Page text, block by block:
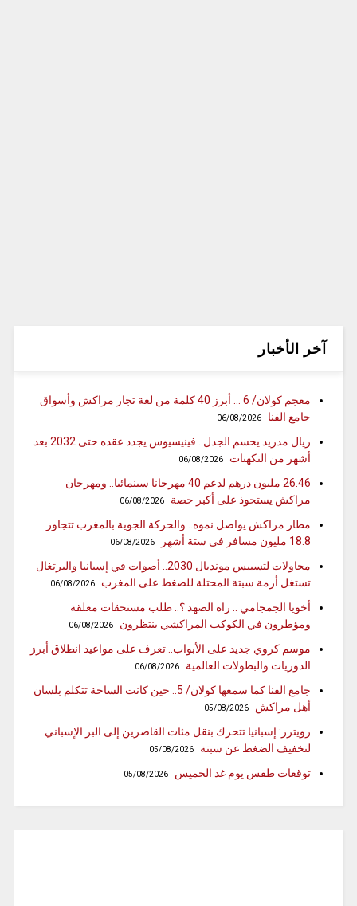
آخر الأخبار
معجم كولان/ 6 … أبرز 40 كلمة من لغة تجار مراكش وأسواق
جامع الفنا
06/08/2026
ريال مدريد يحسم الجدل.. فينيسيوس يجدد عقده حتى 2032 بعد
أشهر من التكهنات
06/08/2026
26.46 مليون درهم لدعم 40 مهرجانا سينمائيا.. ومهرجان
مراكش يستحوذ على أكبر حصة
06/08/2026
مطار مراكش يواصل نموه.. والحركة الجوية بالمغرب تتجاوز
18.8 مليون مسافر في ستة أشهر
06/08/2026
محاولات لتسييس مونديال 2030.. أصوات في إسبانيا والبرتغال
تستغل أزمة سبتة المحتلة للضغط على المغرب
06/08/2026
أخويا الجمجامي .. راه الصهد ؟.. طلب مستحقات معلقة
ومؤطرون في الكوكب المراكشي ينتظرون
06/08/2026
موسم كروي جديد على الأبواب.. تعرف على مواعيد انطلاق أبرز
الدوريات والبطولات العالمية
06/08/2026
جامع الفنا كما سمعها كولان/ 5.. حين كانت الساحة تتكلم بلسان
أهل مراكش
05/08/2026
رويترز: إسبانيا تتحرك بنقل مئات القاصرين إلى البر الإسباني
لتخفيف الضغط عن سبتة
05/08/2026
توقعات طقس يوم غد الخميس 05/08/2026